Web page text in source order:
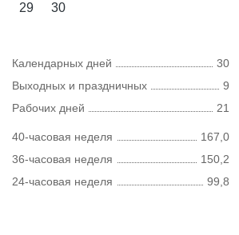
29
30
Календарных дней
30
Выходных и праздничных
9
Рабочих дней
21
40-часовая неделя
167,0
36-часовая неделя
150,2
24-часовая неделя
99,8